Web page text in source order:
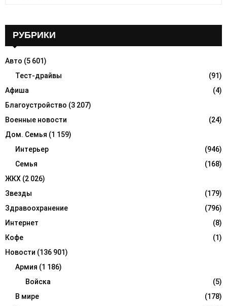
o
R
C
H
РУБРИКИ
Авто (5 601)
Тест-драйвы
(91)
Афиша
(4)
Благоустройство (3 207)
Военные новости
(24)
Дом. Семья (1 159)
Интерьер
(946)
Семья
(168)
ЖКХ (2 026)
Звезды
(179)
Здравоохранение
(796)
Интернет
(8)
Кофе
(1)
Новости (136 901)
Армия (1 186)
Войска
(5)
В мире
(178)